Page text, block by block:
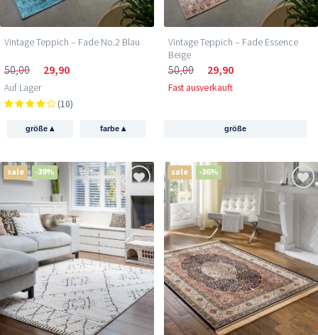
Vintage Teppich – Fade No.2 Blau
50,00 29,90
Auf Lager
(10)
größe▴ farbe ▴
Vintage Teppich – Fade Essence
Beige
50,00 29,90
Fast ausverkauft
größe
sale -39% sale -36%